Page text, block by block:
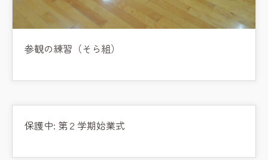
参観の練習（そら組）
保護中: 第２学期始業式
課外教室
理事長のことば
教育と保育
美⽊多幼稚園の理想
園の1⽇